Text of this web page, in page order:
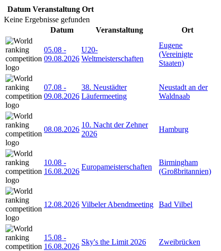
Datum Veranstaltung Ort
Keine Ergebnisse gefunden
Datum
Veranstaltung Ort
05.08 -
09.08.2026
U20-
Weltmeisterschaften
Eugene
(Vereinigte
Staaten)
07.08 -
09.08.2026
38. Neustädter
Läufermeeting
Neustadt an der
Waldnaab
08.08.2026
10. Nacht der Zehner
2026
Hamburg
10.08 -
16.08.2026
Europameisterschaften
Birmingham
(Großbritannien)
12.08.2026 Vilbeler Abendmeeting Bad Vilbel
15.08 -
16.08.2026
Sky's the Limit 2026 Zweibrücken